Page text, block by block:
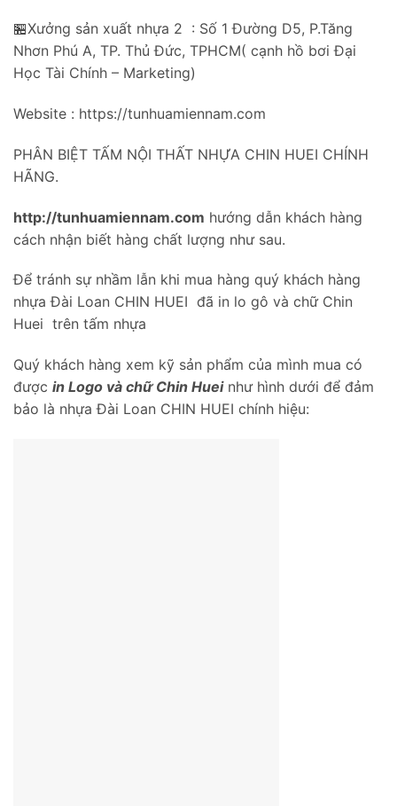
🏪Xưởng sản xuất nhựa 2 : Số 1 Đường D5, P.Tăng
Nhơn Phú A, TP. Thủ Đức, TPHCM( cạnh hồ bơi Đại
Học Tài Chính – Marketing)
Website : https://tunhuamiennam.com
PHÂN BIỆT TẤM NỘI THẤT NHỰA CHIN HUEI CHÍNH
HÃNG.
http://tunhuamiennam.com hướng dẫn khách hàng
cách nhận biết hàng chất lượng như sau.
Để tránh sự nhầm lẫn khi mua hàng quý khách hàng
nhựa Đài Loan CHIN HUEI đã in lo gô và chữ Chin
Huei trên tấm nhựa
Quý khách hàng xem kỹ sản phẩm của mình mua có
được in Logo và chữ Chin Hueinhư hình dưới để đảm
bảo là nhựa Đài Loan CHIN HUEI chính hiệu: